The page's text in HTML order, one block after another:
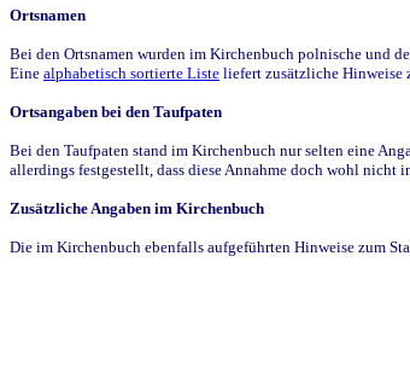
Ortsnamen
Bei den Ortsnamen wurden im Kirchenbuch polnische und
Eine alphabetisch sortierte Liste liefert zusätzliche Hinweise
Ortsangaben bei den Taufpaten
Bei den Taufpaten stand im Kirchenbuch nur selten eine
allerdings festgestellt, dass diese Annahme doch wohl nicht
Zusätzliche Angaben im Kirchenbuch
Die im Kirchenbuch ebenfalls aufgeführten Hinweise zum